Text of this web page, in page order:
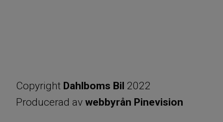
Copyright Dahlboms Bil 2022
​​​​​​​Producerad av webbyrån Pinevision